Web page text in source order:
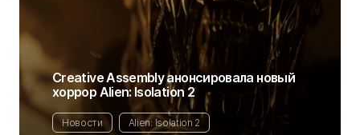
Creative Assembly анонсировала новый
хоррор Alien: Isolation 2
Новости Alien: Isolation 2